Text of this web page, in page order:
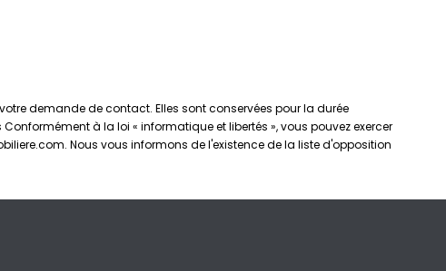
votre demande de contact. Elles sont conservées pour la durée
à la loi « informatique et libertés », vous pouvez exercer
Nous vous informons de l'existence de la liste d'opposition